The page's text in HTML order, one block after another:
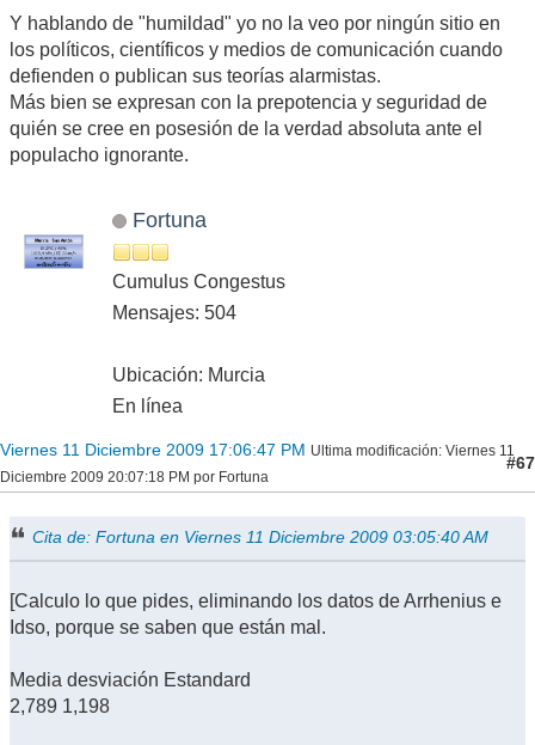
Y hablando de "humildad" yo no la veo por ningún sitio en
los políticos, científicos y medios de comunicación cuando
defienden o publican sus teorías alarmistas.
Más bien se expresan con la prepotencia y seguridad de
quién se cree en posesión de la verdad absoluta ante el
populacho ignorante.
Fortuna
Cumulus Congestus
Mensajes: 504
Ubicación: Murcia
En línea
Viernes 11 Diciembre 2009 17:06:47 PM Ultima modificación: Viernes 11
Diciembre 2009 20:07:18 PM por Fortuna
#67
Cita de: Fortuna en Viernes 11 Diciembre 2009 03:05:40 AM
[Calculo lo que pides, eliminando los datos de Arrhenius e
Idso, porque se saben que están mal.
Media desviación Estandard
2,789 1,198